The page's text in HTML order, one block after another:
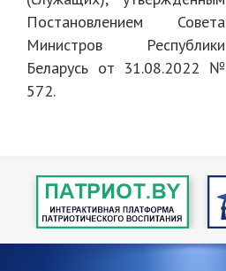
Постановлением Совета
Министров Республики
Беларусь от 31.08.2022 №
572.